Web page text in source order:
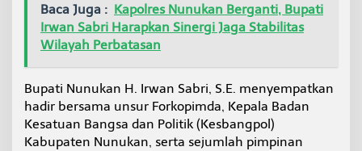
a
s
i
g
a
w
a
Baca Juga : Kapolres Nunukan Berganti, Bupati
Irwan Sabri Harapkan Sinergi Jaga Stabilitas
Wilayah Perbatasan
Bupati Nunukan H. Irwan Sabri, S.E. menyempatkan
hadir bersama unsur Forkopimda, Kepala Badan
Kesatuan Bangsa dan Politik (Kesbangpol)
Kabupaten Nunukan, serta sejumlah pimpinan